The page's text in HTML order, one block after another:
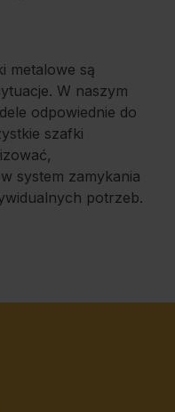
metalowe są
W naszym
odpowiednie do
szafki
system zamykania
potrzeb.